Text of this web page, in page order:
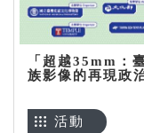
「超越35mm：
族影像的再現政
活動